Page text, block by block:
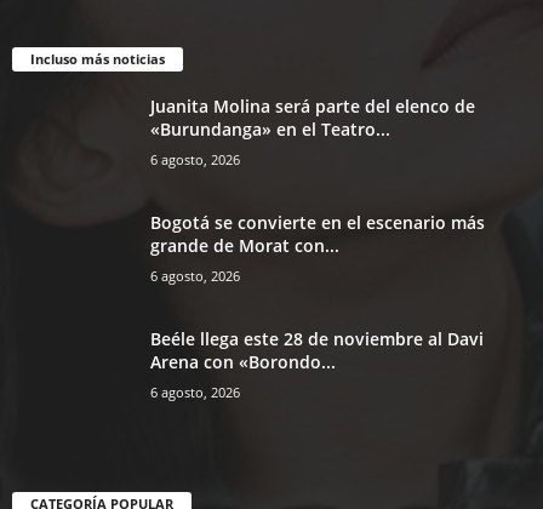
Incluso más noticias
Juanita Molina será parte del elenco de
«Burundanga» en el Teatro...
6 agosto, 2026
Bogotá se convierte en el escenario más
grande de Morat con...
6 agosto, 2026
Beéle llega este 28 de noviembre al Davi
Arena con «Borondo...
6 agosto, 2026
CATEGORÍA POPULAR